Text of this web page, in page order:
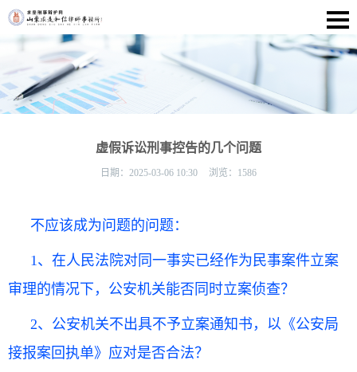
虚假诉讼刑事控告的几个问题
日期： 2025-03-06 10:30 浏览： 1586
不应该成为问题的问题：
1、在人民法院对同一事实已经作为民事案件立案
审理的情况下，公安机关能否同时立案侦查？
2、公安机关不出具不予立案通知书，以《公安局
接报案回执单》应对是否合法？